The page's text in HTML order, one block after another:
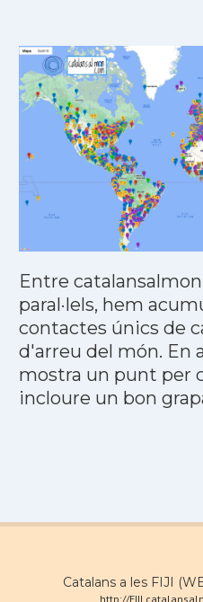
Entre
paral·lels, hem
contactes únics de
d'arreu del món. En
mostra un punt per
incloure un bon
Catalans a les FIJI
http://